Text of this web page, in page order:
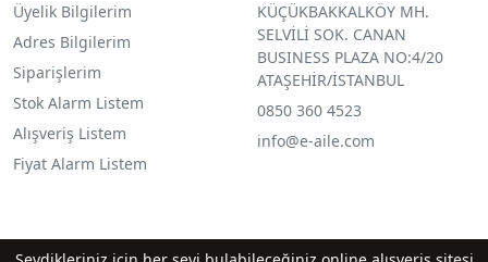
Üyelik Bilgilerim
Adres Bilgilerim
Siparişlerim
Stok Alarm Listem
Alışveriş Listem
Fiyat Alarm Listem
KÜÇÜKBAKKALKÖY MH.
SELVİLİ SOK. CANAN
BUSINESS PLAZA NO:4/20
ATAŞEHİR/İSTANBUL
0850 360 4523
info@e-aile.com